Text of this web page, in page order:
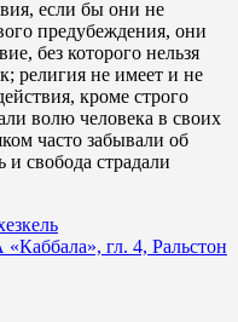
если бы они не
предубеждения, они
без которого нельзя
религия не имеет и не
кроме строго
волю человека в своих
часто забывали об
и свобода страдали
гл. 4, Ральстон